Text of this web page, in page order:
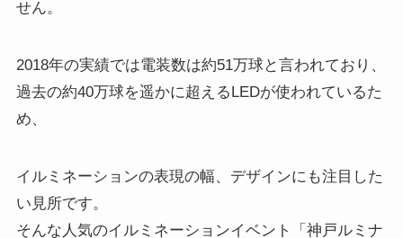
せん。
2018年の実績では電装数は約51万球と言われており、
過去の約40万球を遥かに超えるLEDが使われているた
め、
イルミネーションの表現の幅、デザインにも注目した
い見所です。
そんな人気のイルミネーションイベント「神戸ルミナ